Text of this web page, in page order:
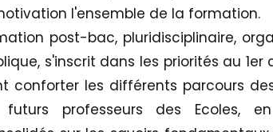
l'ensemble de la formation.
post-bac, pluridisciplinaire,
s'inscrit dans les priorités au
conforter les différents parcours
futurs professeurs des Ecoles,